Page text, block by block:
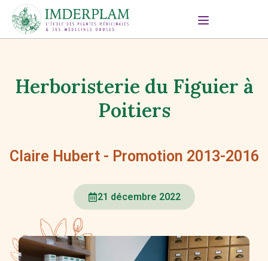
Herboristerie du Figuier à
Poitiers
Claire Hubert - Promotion 2013-2016
21 décembre 2022